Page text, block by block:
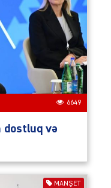
6649
dostluq və
MANŞET